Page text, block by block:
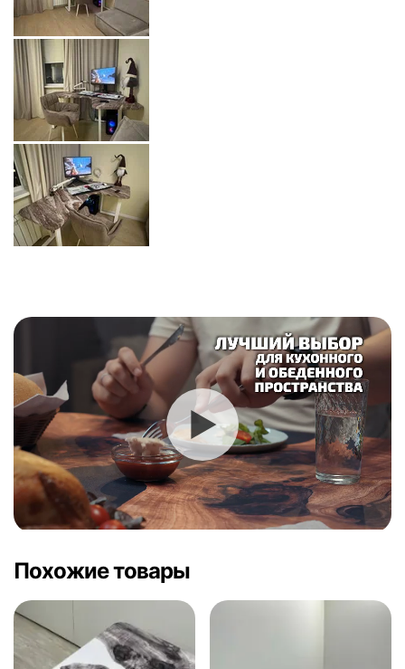
Похожие товары